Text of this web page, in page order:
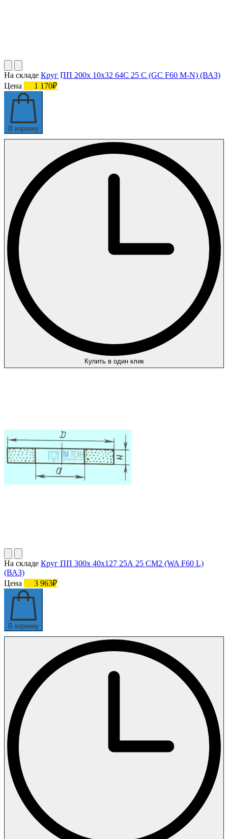
На складе Круг ПП 200х 10х32 64С 25 С (GC F60 M-N) (ВАЗ)
Цена
1 170₽
В корзину
Купить в один клик
На складе Круг ПП 300х 40х127 25А 25 СМ2 (WA F60 L)
(ВАЗ)
Цена
3 963₽
В корзину